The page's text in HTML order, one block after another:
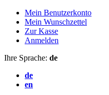
Mein Benutzerkonto
Mein Wunschzettel
Zur Kasse
Anmelden
Ihre Sprache: de
de
en